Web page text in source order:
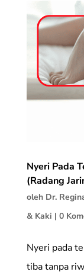
Nyeri Pada
(Radang
oleh Dr.
& Kaki | 0
Nyeri pada
tiba tanpa